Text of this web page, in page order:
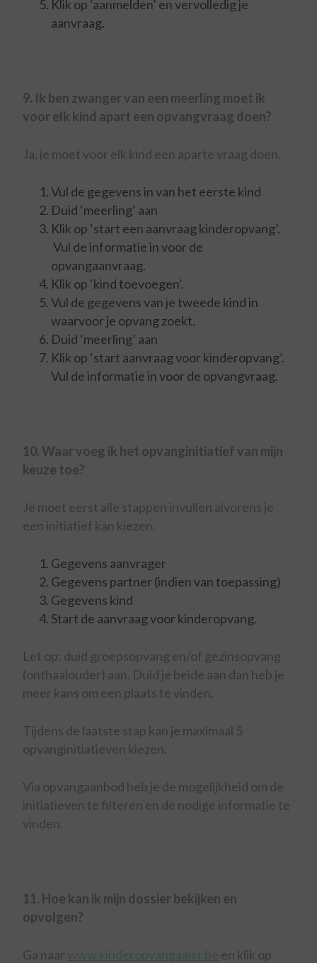
Klik op ‘aanmelden’ en vervolledig je
aanvraag.
9. Ik ben zwanger van een meerling moet ik
voor elk kind apart een opvangvraag doen?
Ja, je moet voor elk kind een aparte vraag doen.
Vul de gegevens in van het eerste kind
Duid ‘meerling’ aan
Klik op ‘start een aanvraag kinderopvang’.
Vul de informatie in voor de
opvangaanvraag.
Klik op ‘kind toevoegen’.
Vul de gegevens van je tweede kind in
waarvoor je opvang zoekt.
Duid ‘meerling’ aan
Klik op ‘start aanvraag voor kinderopvang’.
Vul de informatie in voor de opvangvraag.
10. Waar voeg ik het opvanginitiatief van mijn
keuze toe?
Je moet eerst alle stappen invullen alvorens je
een initiatief kan kiezen.
Gegevens aanvrager
Gegevens partner (indien van toepassing)
Gegevens kind
Start de aanvraag voor kinderopvang.
Let op: duid groepsopvang en/of gezinsopvang
(onthaalouder) aan. Duid je beide aan dan heb je
meer kans om een plaats te vinden.
Tijdens de laatste stap kan je maximaal 5
opvanginitiatieven kiezen.
Via opvangaanbod heb je de mogelijkheid om de
initiatieven te filteren en de nodige informatie te
vinden.
11. Hoe kan ik mijn dossier bekijken en
opvolgen?
Ga naar www.kinderopvangaalst.be en klik op